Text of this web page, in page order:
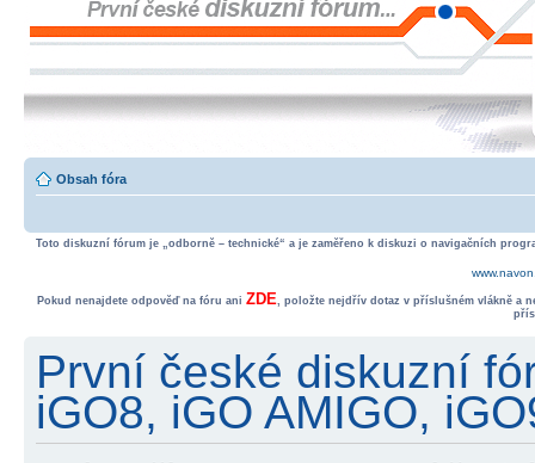
Obsah fóra
Toto diskuzní fórum je „odborně – technické“ a je zaměřeno k diskuzi o navigačních
Pokud nenajdete odpověď na fóru ani ZDE, položte nejdřív dotaz v příslušném vlákně a
První české diskuzní
iGO8, iGO AMIGO,